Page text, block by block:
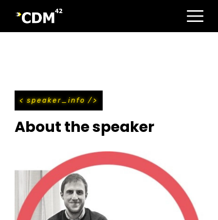
speaker_info
About the speaker